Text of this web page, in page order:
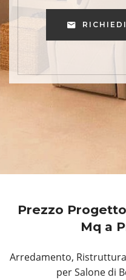
Prezzo
Mq a
Arredamento,
per Salone di